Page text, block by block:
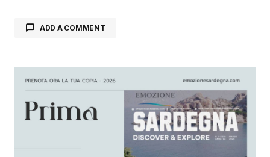
ADD A COMMENT
Il tuo indirizzo email non sarà pubblicato. I
campi obbligatori sono contrassegnati*